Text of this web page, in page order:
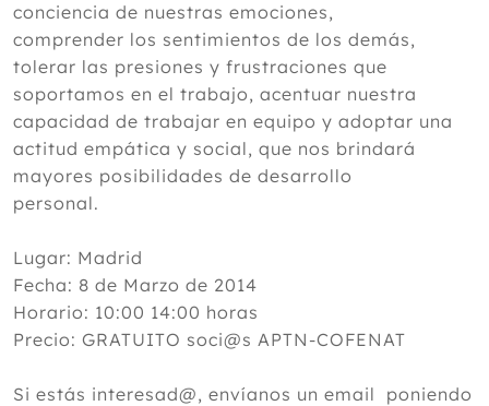
conciencia de nuestras emociones,
comprender los sentimientos de los demás,
tolerar las presiones y frustraciones que
soportamos en el trabajo, acentuar nuestra
capacidad de trabajar en equipo y adoptar una
actitud empática y social, que nos brindará
mayores posibilidades de desarrollo
personal.
Lugar: Madrid
Fecha: 8 de Marzo de 2014
Horario: 10:00 14:00 horas
Precio: GRATUITO soci@s APTN-COFENAT
Si estás interesad@, envíanos un email poniendo